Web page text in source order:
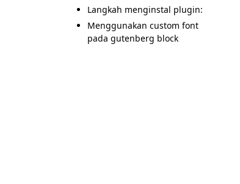
Langkah menginstal plugin:
Menggunakan custom font
pada gutenberg block